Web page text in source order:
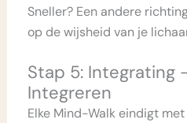
Sneller? Een andere
op de wijsheid van je
Stap 5: Integrating
Integreren
Elke Mind-Walk eindigt